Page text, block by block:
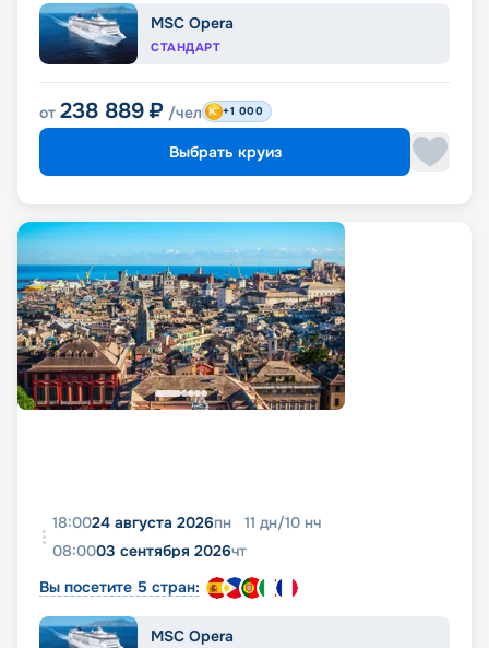
MSC Opera
СТАНДАРТ
от 238 889 ₽ /чел +1 000
Выбрать круиз
18:0024 августа 2026пн 11 дн/10 нч
08:0003 сентября 2026чт
Вы посетите 5 стран:
MSC Opera